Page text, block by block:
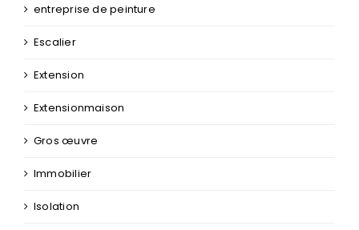
entreprise de peinture
Escalier
Extension
Extensionmaison
Gros œuvre
Immobilier
Isolation